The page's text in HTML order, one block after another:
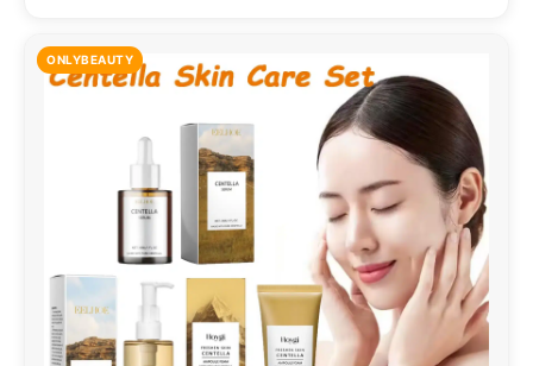
ONLYBEAUTY